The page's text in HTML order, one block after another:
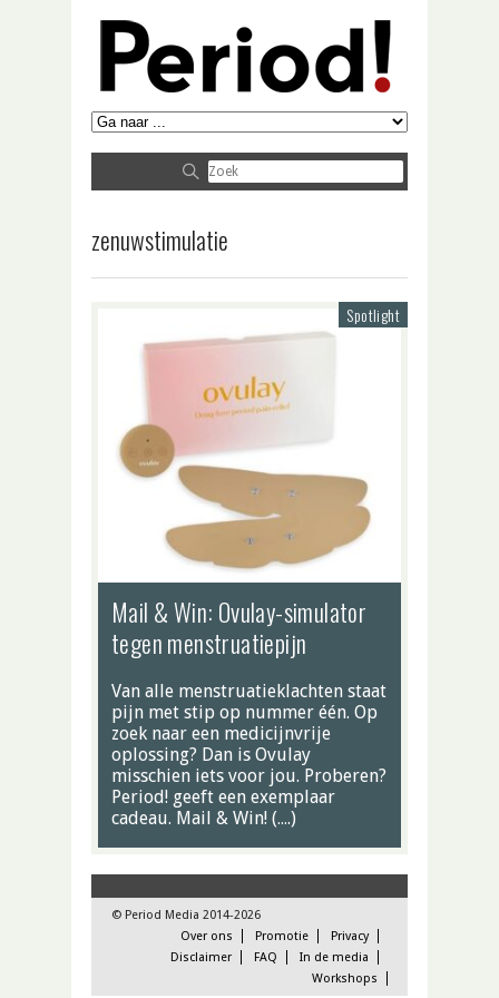
zenuwstimulatie
Spotlight
Mail & Win: Ovulay-simulator
tegen menstruatiepijn
Van alle menstruatieklachten staat
pijn met stip op nummer één. Op
zoek naar een medicijnvrije
oplossing? Dan is Ovulay
misschien iets voor jou. Proberen?
Period! geeft een exemplaar
cadeau. Mail & Win! (….)
© Period Media 2014-2026
Over ons
Promotie
Privacy
Disclaimer
FAQ
In de media
Workshops